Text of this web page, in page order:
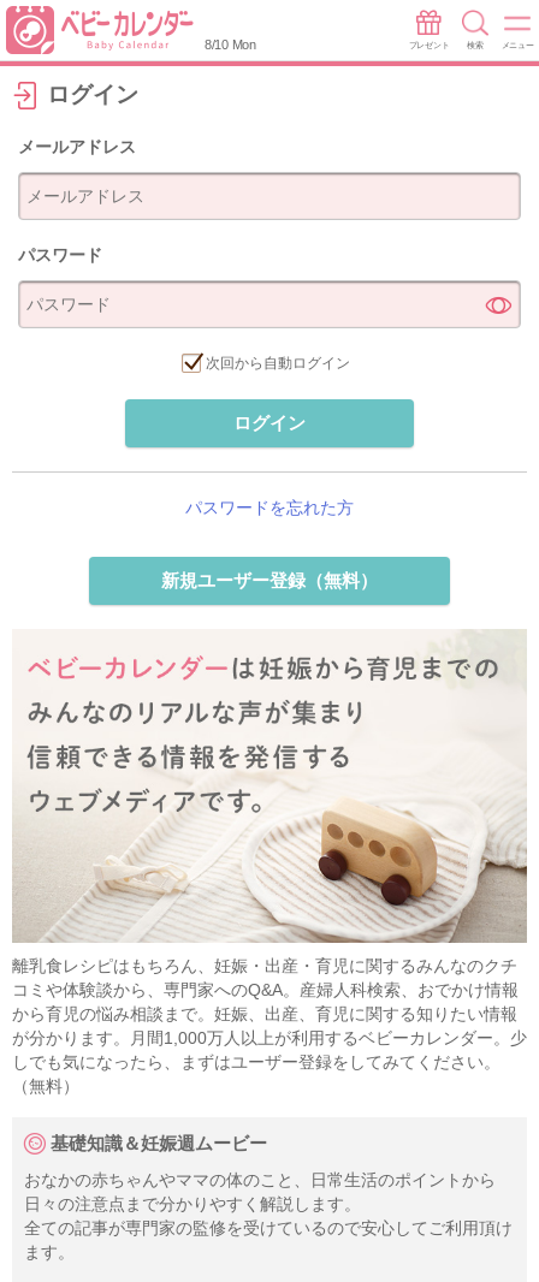
8/10 Mon プレゼント 検索 メニュー
ログイン
メールアドレス
パスワード
次回から自動ログイン
ログイン
パスワードを忘れた方
新規ユーザー登録（無料）
離乳食レシピはもちろん、妊娠・出産・育児に関するみんなのクチ
コミや体験談から、専門家へのQ&A。産婦人科検索、おでかけ情報
から育児の悩み相談まで。妊娠、出産、育児に関する知りたい情報
が分かります。月間1,000万人以上が利用するベビーカレンダー。少
しでも気になったら、まずはユーザー登録をしてみてください。
（無料）
基礎知識＆妊娠週ムービー
おなかの赤ちゃんやママの体のこと、日常生活のポイントから
日々の注意点まで分かりやすく解説します。
全ての記事が専門家の監修を受けているので安心してご利用頂け
ます。